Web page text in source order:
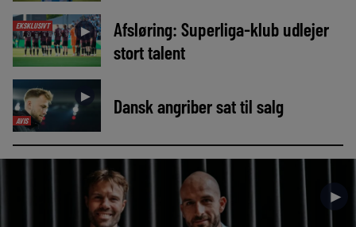
EKSKLUSIVT ►
Afsløring: Superliga-klub udlejer
stort talent
AVIS
► Dansk angriber sat til salg
►